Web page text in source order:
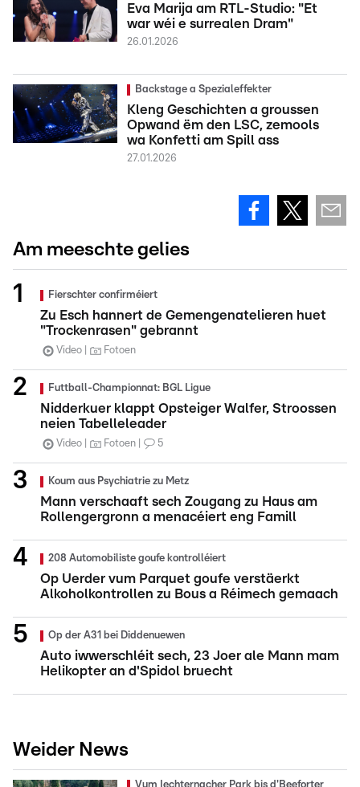
Eva Marija am RTL-Studio: "Et
war wéi e surrealen Dram"
26.01.2026
Backstage a Spezialeffekter
Kleng Geschichten a groussen
Opwand ëm den LSC, zemools
wa Konfetti am Spill ass
27.01.2026
Am meeschte gelies
Fierschter confirméiert
Zu Esch hannert de Gemengenatelieren huet
"Trockenrasen" gebrannt
Video Fotoen
Futtball-Championnat: BGL Ligue
Nidderkuer klappt Opsteiger Walfer, Stroossen
neien Tabelleleader
Video Fotoen 5
Koum aus Psychiatrie zu Metz
Mann verschaaft sech Zougang zu Haus am
Rollengergronn a menacéiert eng Famill
208 Automobiliste goufe kontrolléiert
Op Uerder vum Parquet goufe verstäerkt
Alkoholkontrollen zu Bous a Réimech gemaach
Op der A31 bei Diddenuewen
Auto iwwerschléit sech, 23 Joer ale Mann mam
Helikopter an d'Spidol bruecht
Weider News
Vum Iechternacher Park bis d'Beeforter